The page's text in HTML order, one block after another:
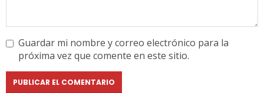
Guardar mi nombre y correo electrónico para la
próxima vez que comente en este sitio.